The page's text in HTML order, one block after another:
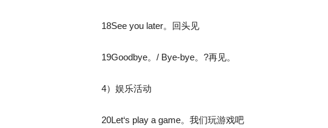
18See you later。回头见
19Goodbye。/ Bye-bye。?再见。
4）娱乐活动
20Let‘s play a game。我们玩游戏吧